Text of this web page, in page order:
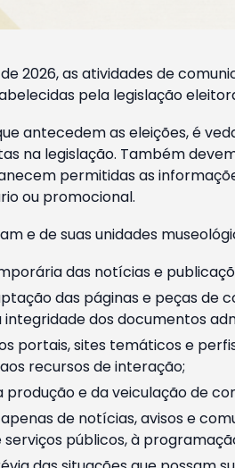
2026, as atividades de
pela legislação
antecedem as eleições, é
na legislação. Também
permitidas as
ou promocional.
e de suas unidades
das notícias e
das páginas e peças de
dos documentos
portais, sites temáticos e
recursos de interação;
produção e da veiculação de
de notícias, avisos e
públicos, à